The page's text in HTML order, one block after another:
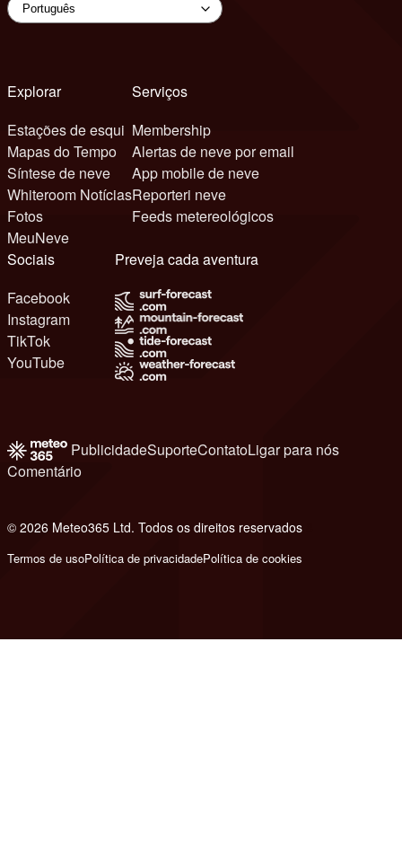
Explorar
Estações de esqui
Mapas do Tempo
Síntese de neve
Whiteroom Notícias
Fotos
MeuNeve
Serviços
Membership
Alertas de neve por email
App mobile de neve
Reporteri neve
Feeds metereológicos
Sociais
Facebook
Instagram
TikTok
YouTube
Preveja cada aventura
PublicidadeSuporteContatoLigar para nós
Comentário
© 2026 Meteo365 Ltd. Todos os direitos reservados
Termos de usoPolítica de privacidadePolítica de cookies